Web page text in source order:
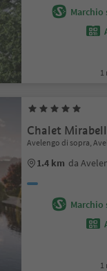
1
Chalet Mirabell
Avelengo di sopra,
1.4 km da
1